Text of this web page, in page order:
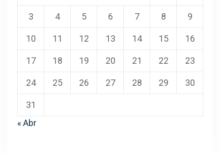
3 4 5 6 7 8 9
10 11 12 13 14 15 16
17 18 19 20 21 22 23
24 25 26 27 28 29 30
31
« Abr